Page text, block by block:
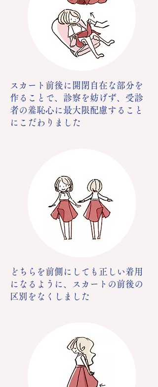
スカート前後に開閉自在な部分を
作ることで、診察を妨げず、受診
者の羞恥心に最大限配慮すること
にこだわりました
どちらを前側にしても正しい着用
になるように、スカートの前後の
区別をなくしました